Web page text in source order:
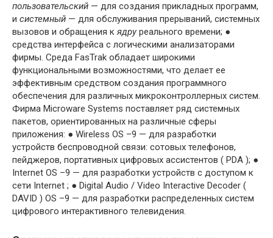
пользовательский — для создания прикладных программ,
и системный — для обслуживания прерыва­ний, системных
вызовов и обращения кядруреального времени; ●
средства интерфейса с логическими анализаторами
фирмы. Среда FasTrak обладает широкими
функциональными возможностями, что де­лает ее
эффективным средством создания программного
обеспечения для раз­личных микроконтроллерных систем.
Фирма Microware Systems поставляет ряд системных
пакетов, ориентирован­ных на различные сферы
приложения: ● Wireless OS –9 — для разработки
устройств беспроводной связи: сотовых те­лефонов,
пейджеров, портативных цифровых ассистентов ( PDA ); ●
Internet OS –9 — для разработки устройств с доступом к
сети Internet ; ● Digital Audio / Video Interactive Decoder (
DAVID ) OS –9 — для разработки распре­деленных систем
цифрового интерактивного телевидения.